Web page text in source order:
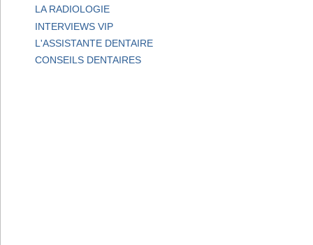
LA RADIOLOGIE
INTERVIEWS VIP
L'ASSISTANTE DENTAIRE
CONSEILS DENTAIRES